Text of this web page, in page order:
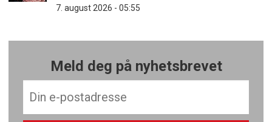
7. august 2026 - 05:55
Meld deg på nyhetsbrevet